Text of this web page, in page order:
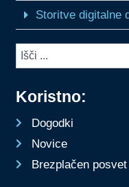
Koristno:
Dogodki
Novice
Brezplačen posvet
Storitve digitalne